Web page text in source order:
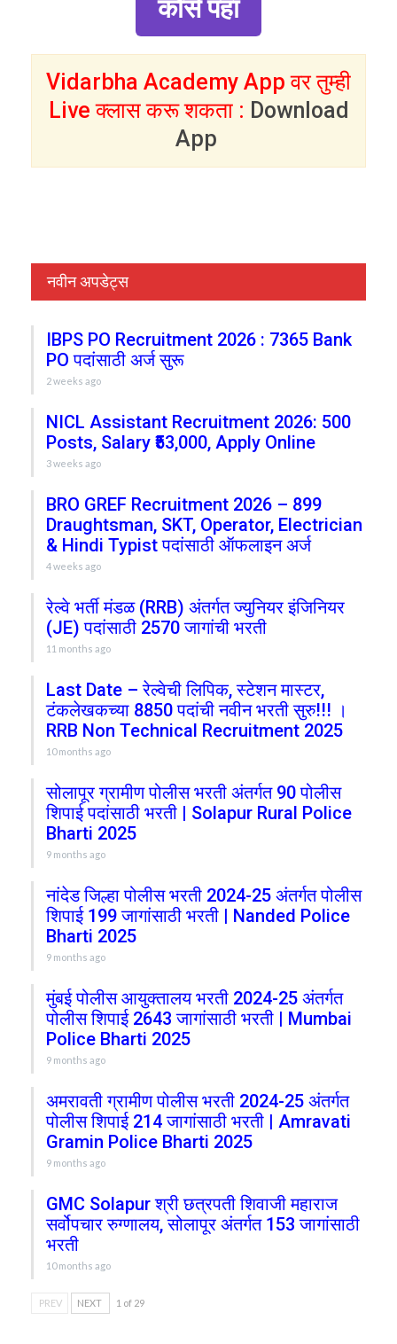
कोर्स पहा
Vidarbha Academy App वर तुम्ही
Live क्लास करू शकता : Download
App
नवीन अपडेट्स
IBPS PO Recruitment 2026 : 7365 Bank
PO पदांसाठी अर्ज सुरू
2 weeks ago
NICL Assistant Recruitment 2026: 500
Posts, Salary ₹53,000, Apply Online
3 weeks ago
BRO GREF Recruitment 2026 – 899
Draughtsman, SKT, Operator, Electrician
& Hindi Typist पदांसाठी ऑफलाइन अर्ज
4 weeks ago
रेल्वे भर्ती मंडळ (RRB) अंतर्गत ज्युनियर इंजिनियर
(JE) पदांसाठी 2570 जागांची भरती
11 months ago
Last Date – रेल्वेची लिपिक, स्टेशन मास्टर,
टंकलेखकच्या 8850 पदांची नवीन भरती सुरु!!! ।
RRB Non Technical Recruitment 2025
10 months ago
सोलापूर ग्रामीण पोलीस भरती अंतर्गत 90 पोलीस
शिपाई पदांसाठी भरती | Solapur Rural Police
Bharti 2025
9 months ago
नांदेड जिल्हा पोलीस भरती 2024-25 अंतर्गत पोलीस
शिपाई 199 जागांसाठी भरती | Nanded Police
Bharti 2025
9 months ago
मुंबई पोलीस आयुक्तालय भरती 2024-25 अंतर्गत
पोलीस शिपाई 2643 जागांसाठी भरती | Mumbai
Police Bharti 2025
9 months ago
अमरावती ग्रामीण पोलीस भरती 2024-25 अंतर्गत
पोलीस शिपाई 214 जागांसाठी भरती | Amravati
Gramin Police Bharti 2025
9 months ago
GMC Solapur श्री छत्रपती शिवाजी महाराज
सर्वोपचार रुग्णालय, सोलापूर अंतर्गत 153 जागांसाठी
भरती
10 months ago
PREV NEXT 1 of 29